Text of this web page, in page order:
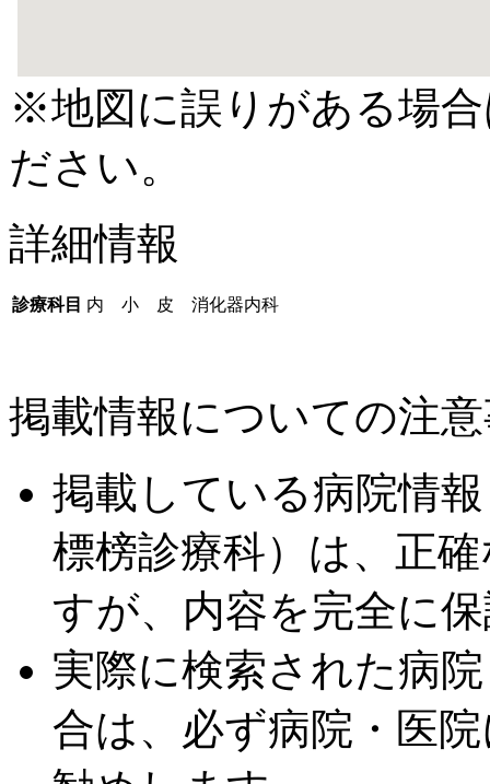
※地図に誤りがある場
ださい。
詳細情報
診療科目 内 小 皮 消化器内科
掲載情報についての注
掲載している病院情
標榜診療科）は、正
すが、内容を完全に
実際に検索された病
合は、必ず病院・医